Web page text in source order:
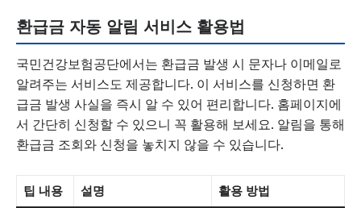
환급금 자동 알림 서비스 활용법
국민건강보험공단에서는 환급금 발생 시 문자나 이메일로
알려주는 서비스도 제공합니다. 이 서비스를 신청하면 환
급금 발생 사실을 즉시 알 수 있어 편리합니다. 홈페이지에
서 간단히 신청할 수 있으니 꼭 활용해 보세요. 알림을 통해
환급금 조회와 신청을 놓치지 않을 수 있습니다.
팁 내용 설명 활용 방법